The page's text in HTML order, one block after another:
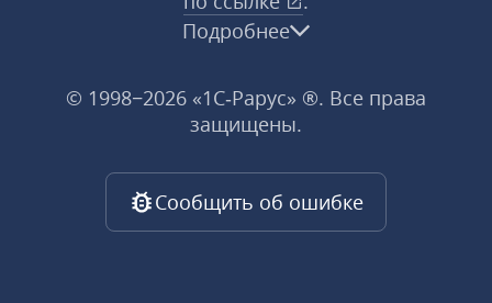
Подробнее
© 1998−2026 «1С‑Рарус» ®. Все права
защищены.
Сообщить об ошибке